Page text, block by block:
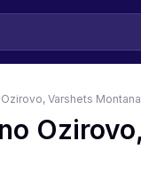
Varshets